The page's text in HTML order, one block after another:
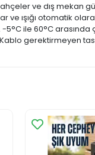
ve dış mekan
ve ışığı otomatik
-5°C ile 60°C
gerektirmeyen